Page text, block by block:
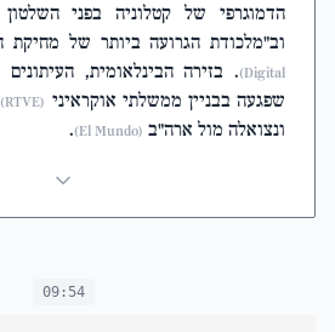
הדמוגרפי של קטלוניה בפני השלטון
וב"מלכודת הגרועה ביותר של מחיקת
Digital) . בזירה הבינלאומית,
שפגעה בבניין ממשלתי אוקראיני (RTVE)
ונצואלה מול ארה"ב (El Mundo)
.
09:54